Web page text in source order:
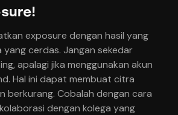
exposure dengan hasil yang
yang cerdas. Jangan sekedar
apalagi jika menggunakan akun
Hal ini dapat membuat citra
berkurang. Cobalah dengan cara
dengan kolega yang